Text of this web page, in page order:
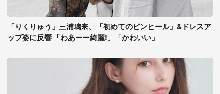
「りくりゅう」三浦璃来、「初めてのピンヒール」&ドレスア
ップ姿に反響 「わあーー綺麗!」「かわいい」